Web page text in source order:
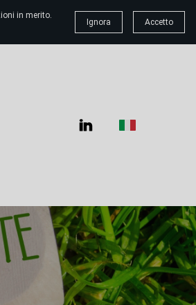
in merito.
Ignora Accetto